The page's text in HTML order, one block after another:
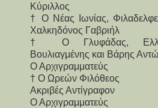
Κύριλλος
† Ο Νέας Ιωνίας,
Χαλκηδόνος Γαβριήλ
† Ο Γλυφάδας,
Βουλιαγμένης και Βάρης
Ο Αρχιγραμματεύς
† Ο Ωρεών Φιλόθεος
Ακριβές Αντίγραφον
Ο Αρχιγραμματεύς